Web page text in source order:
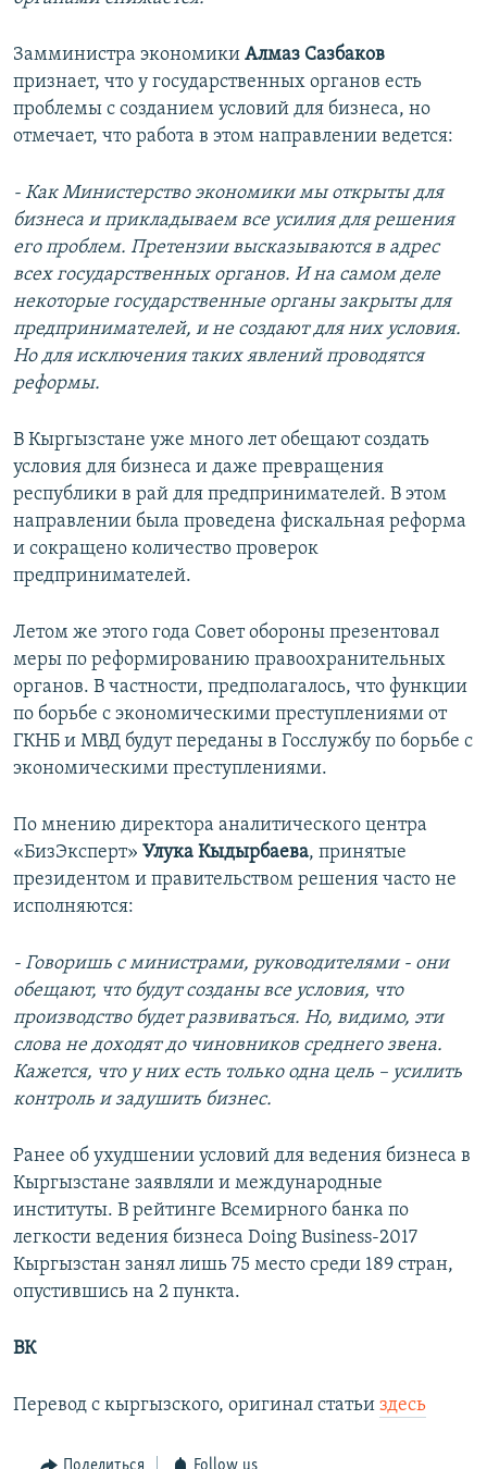
Замминистра экономики Алмаз Сазбаков
признает, что у государственных органов есть
проблемы с созданием условий для бизнеса, но
отмечает, что работа в этом направлении ведется:
- Как Министерство экономики мы открыты для
бизнеса и прикладываем все усилия для решения
его проблем. Претензии высказываются в адрес
всех государственных органов. И на самом деле
некоторые государственные органы закрыты для
предпринимателей, и не создают для них условия.
Но для исключения таких явлений проводятся
реформы.
В Кыргызстане уже много лет обещают создать
условия для бизнеса и даже превращения
республики в рай для предпринимателей. В этом
направлении была проведена фискальная реформа
и сокращено количество проверок
предпринимателей.
Летом же этого года Совет обороны презентовал
меры по реформированию правоохранительных
органов. В частности, предполагалось, что функции
по борьбе с экономическими преступлениями от
ГКНБ и МВД будут переданы в Госслужбу по борьбе с
экономическими преступлениями.
По мнению директора аналитического центра
«БизЭксперт» Улука Кыдырбаева, принятые
президентом и правительством решения часто не
исполняются:
- Говоришь с министрами, руководителями - они
обещают, что будут созданы все условия, что
производство будет развиваться. Но, видимо, эти
слова не доходят до чиновников среднего звена.
Кажется, что у них есть только одна цель – усилить
контроль и задушить бизнес.
Ранее об ухудшении условий для ведения бизнеса в
Кыргызстане заявляли и международные
институты. В рейтинге Всемирного банка по
легкости ведения бизнеса Doing Business-2017
Кыргызстан занял лишь 75 место среди 189 стран,
опустившись на 2 пункта.
ВК
Перевод с кыргызского, оригинал статьи здесь